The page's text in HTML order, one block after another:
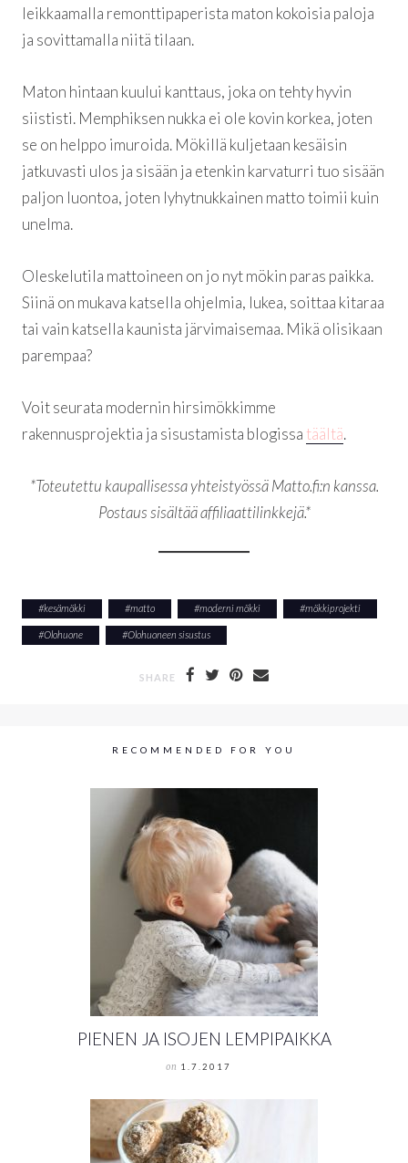
leikkaamalla remonttipaperista maton kokoisia paloja
ja sovittamalla niitä tilaan.
Maton hintaan kuului kanttaus, joka on tehty hyvin
siististi. Memphiksen nukka ei ole kovin korkea, joten
se on helppo imuroida. Mökillä kuljetaan kesäisin
jatkuvasti ulos ja sisään ja etenkin karvaturri tuo sisään
paljon luontoa, joten lyhytnukkainen matto toimii kuin
unelma.
Oleskelutila mattoineen on jo nyt mökin paras paikka.
Siinä on mukava katsella ohjelmia, lukea, soittaa kitaraa
tai vain katsella kaunista järvimaisemaa. Mikä olisikaan
parempaa?
Voit seurata modernin hirsimökkimme
rakennusprojektia ja sisustamista blogissa täältä.
*Toteutettu kaupallisessa yhteistyössä Matto.fi:n kanssa.
Postaus sisältää affiliaattilinkkejä.*
#kesämökki #matto #moderni mökki #mökkiprojekti
#Olohuone #Olohuoneen sisustus
SHARE
RECOMMENDED FOR YOU
PIENEN JA ISOJEN LEMPIPAIKKA
on 1.7.2017